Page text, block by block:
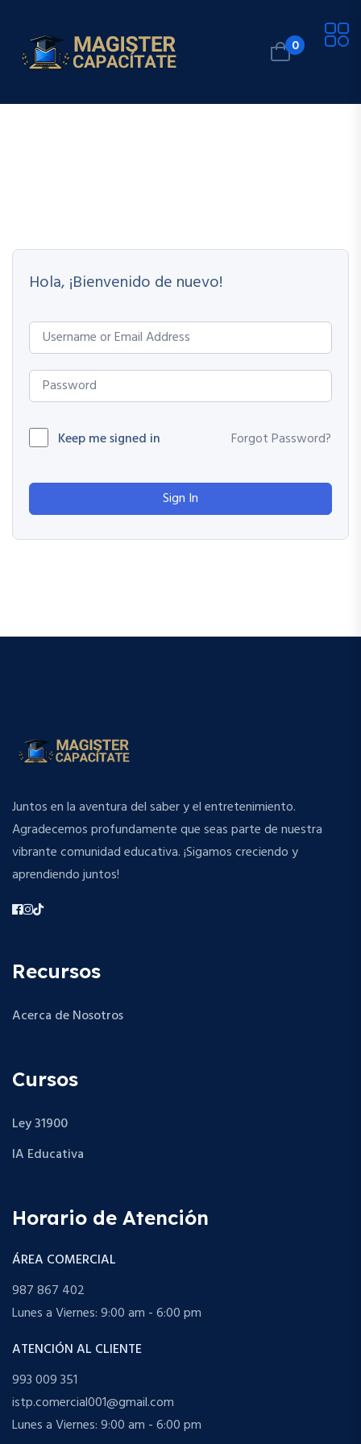
0
Hola, ¡Bienvenido de nuevo!
Keep me signed in Forgot Password?
Sign In
Juntos en la aventura del saber y el entretenimiento.
Agradecemos profundamente que seas parte de nuestra
vibrante comunidad educativa. ¡Sigamos creciendo y
aprendiendo juntos!
Recursos
Acerca de Nosotros
Cursos
Ley 31900
IA Educativa
Horario de Atención
ÁREA COMERCIAL
987 867 402
Lunes a Viernes: 9:00 am - 6:00 pm
ATENCIÓN AL CLIENTE
993 009 351
istp.comercial001@gmail.com
Lunes a Viernes: 9:00 am - 6:00 pm